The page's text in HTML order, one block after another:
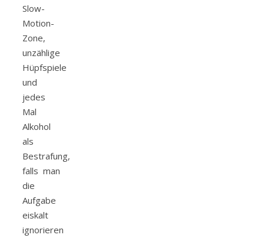
Slow-
Motion-
Zone,
unzählige
Hüpfspiele
und
jedes
Mal
Alkohol
als
Bestrafung,
falls man
die
Aufgabe
eiskalt
ignorieren